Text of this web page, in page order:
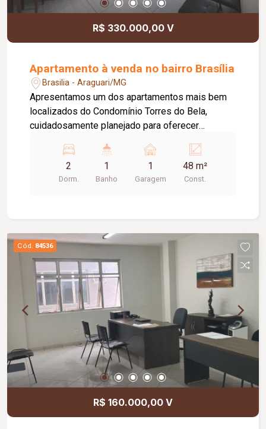
R$ 330.000,00 V
Apartamento à venda no bairro Brasília
Brasilia - Araguari/MG
Apresentamos um dos apartamentos mais bem
localizados do Condomínio Torres do Bela,
cuidadosamente planejado para oferecer
conta com 2 quartos, sala em conceito aberto
integrada à cozinha, proporcionando um ambiente
moderno e aconchegante, área de serviço e
decoração que valoriza cada ambiente. A
iluminação em LED foi cuidadosamente
distribuída, trazendo elegância, aconchego e
maior eficiência energética. Diferenciais do
condomínio: Elevador; Portaria remota 24 horas;
Controle de acesso por biometria; Câmeras de
segurança em todos os andares e garagens;
Piscina adulto e infantil semi-aquecida;
Playground; 3 quiosques com churrasqueira;
Salão de festas; Lixeiras com acesso interno.
Uma excelente oportunidade para quem busca
um imóvel pronto para morar, com móveis,
acabamentos de qualidade e uma infraestrutura
2
Dorm.
1
Banho
1
Garagem
48 m²
Const.
Cód. 84536
R$ 160.000,00 V